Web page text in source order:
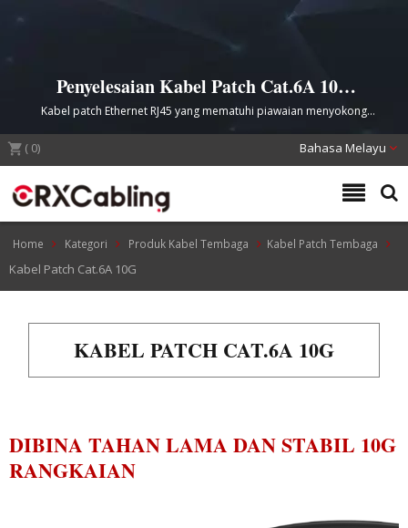
Penyelesaian Kabel Patch Cat.6A 10G
Berprestasi Tinggi
Kabel patch Ethernet RJ45 yang mematuhi piawaian menyokong
sehingga 500 MHz untuk pusat data dan aplikasi rangkaian komersial.
( 0) Bahasa Melayu
Home Kategori Produk Kabel Tembaga Kabel Patch Tembaga
Kabel Patch Cat.6A 10G
KABEL PATCH CAT.6A 10G
DIBINA TAHAN LAMA DAN STABIL 10G
RANGKAIAN